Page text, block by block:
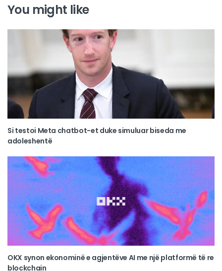
You might like
Si testoi Meta chatbot-et duke simuluar biseda me
adoleshentë
OKX synon ekonominë e agjentëve AI me një platformë të re
blockchain